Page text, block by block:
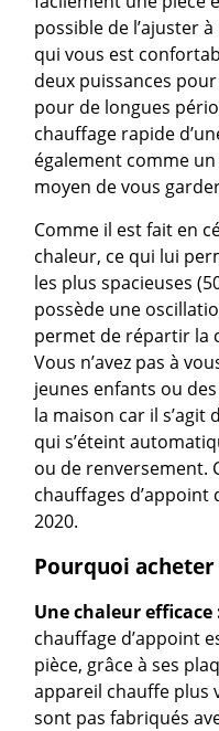
possible de l’ajuster
qui vous est
deux puissances
pour de longues
chauffage rapide
également comme
moyen de vous
Comme il est fait en
chaleur, ce qui lui
les plus spacieuses
possède une
permet de répartir la
Vous n’avez pas à
jeunes enfants ou
la maison car il s’agit
qui s’éteint
ou de renversement.
chauffages
2020.
Pourquoi
Une chaleur efficace
chauffage d’appoint
pièce, grâce à ses
appareil chauffe plus
sont pas fabriqués